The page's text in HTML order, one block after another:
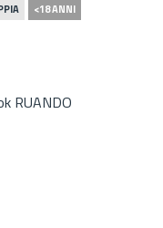
<18 ANNI
RUANDO